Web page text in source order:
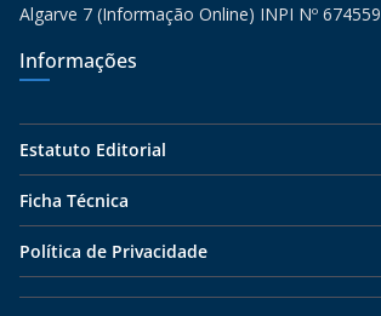
Algarve 7 (Informação Online) INPI Nº 674559
Informações
Estatuto Editorial
Ficha Técnica
Política de Privacidade